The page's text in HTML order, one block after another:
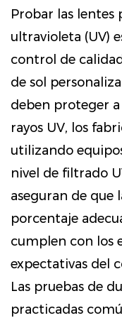
Probar las lentes
ultravioleta (UV)
control de
de sol
deben proteger a
rayos UV, los
utilizando
nivel de filtrado
aseguran de que
porcentaje
cumplen con los
expectativas del
Las pruebas de
practicadas